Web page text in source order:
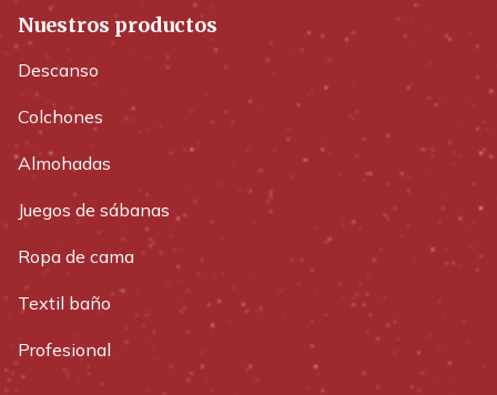
Nuestros productos
Descanso
Colchones
Almohadas
Juegos de sábanas
Ropa de cama
Textil baño
Profesional